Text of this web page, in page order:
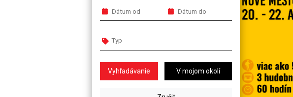
V mojom okolí